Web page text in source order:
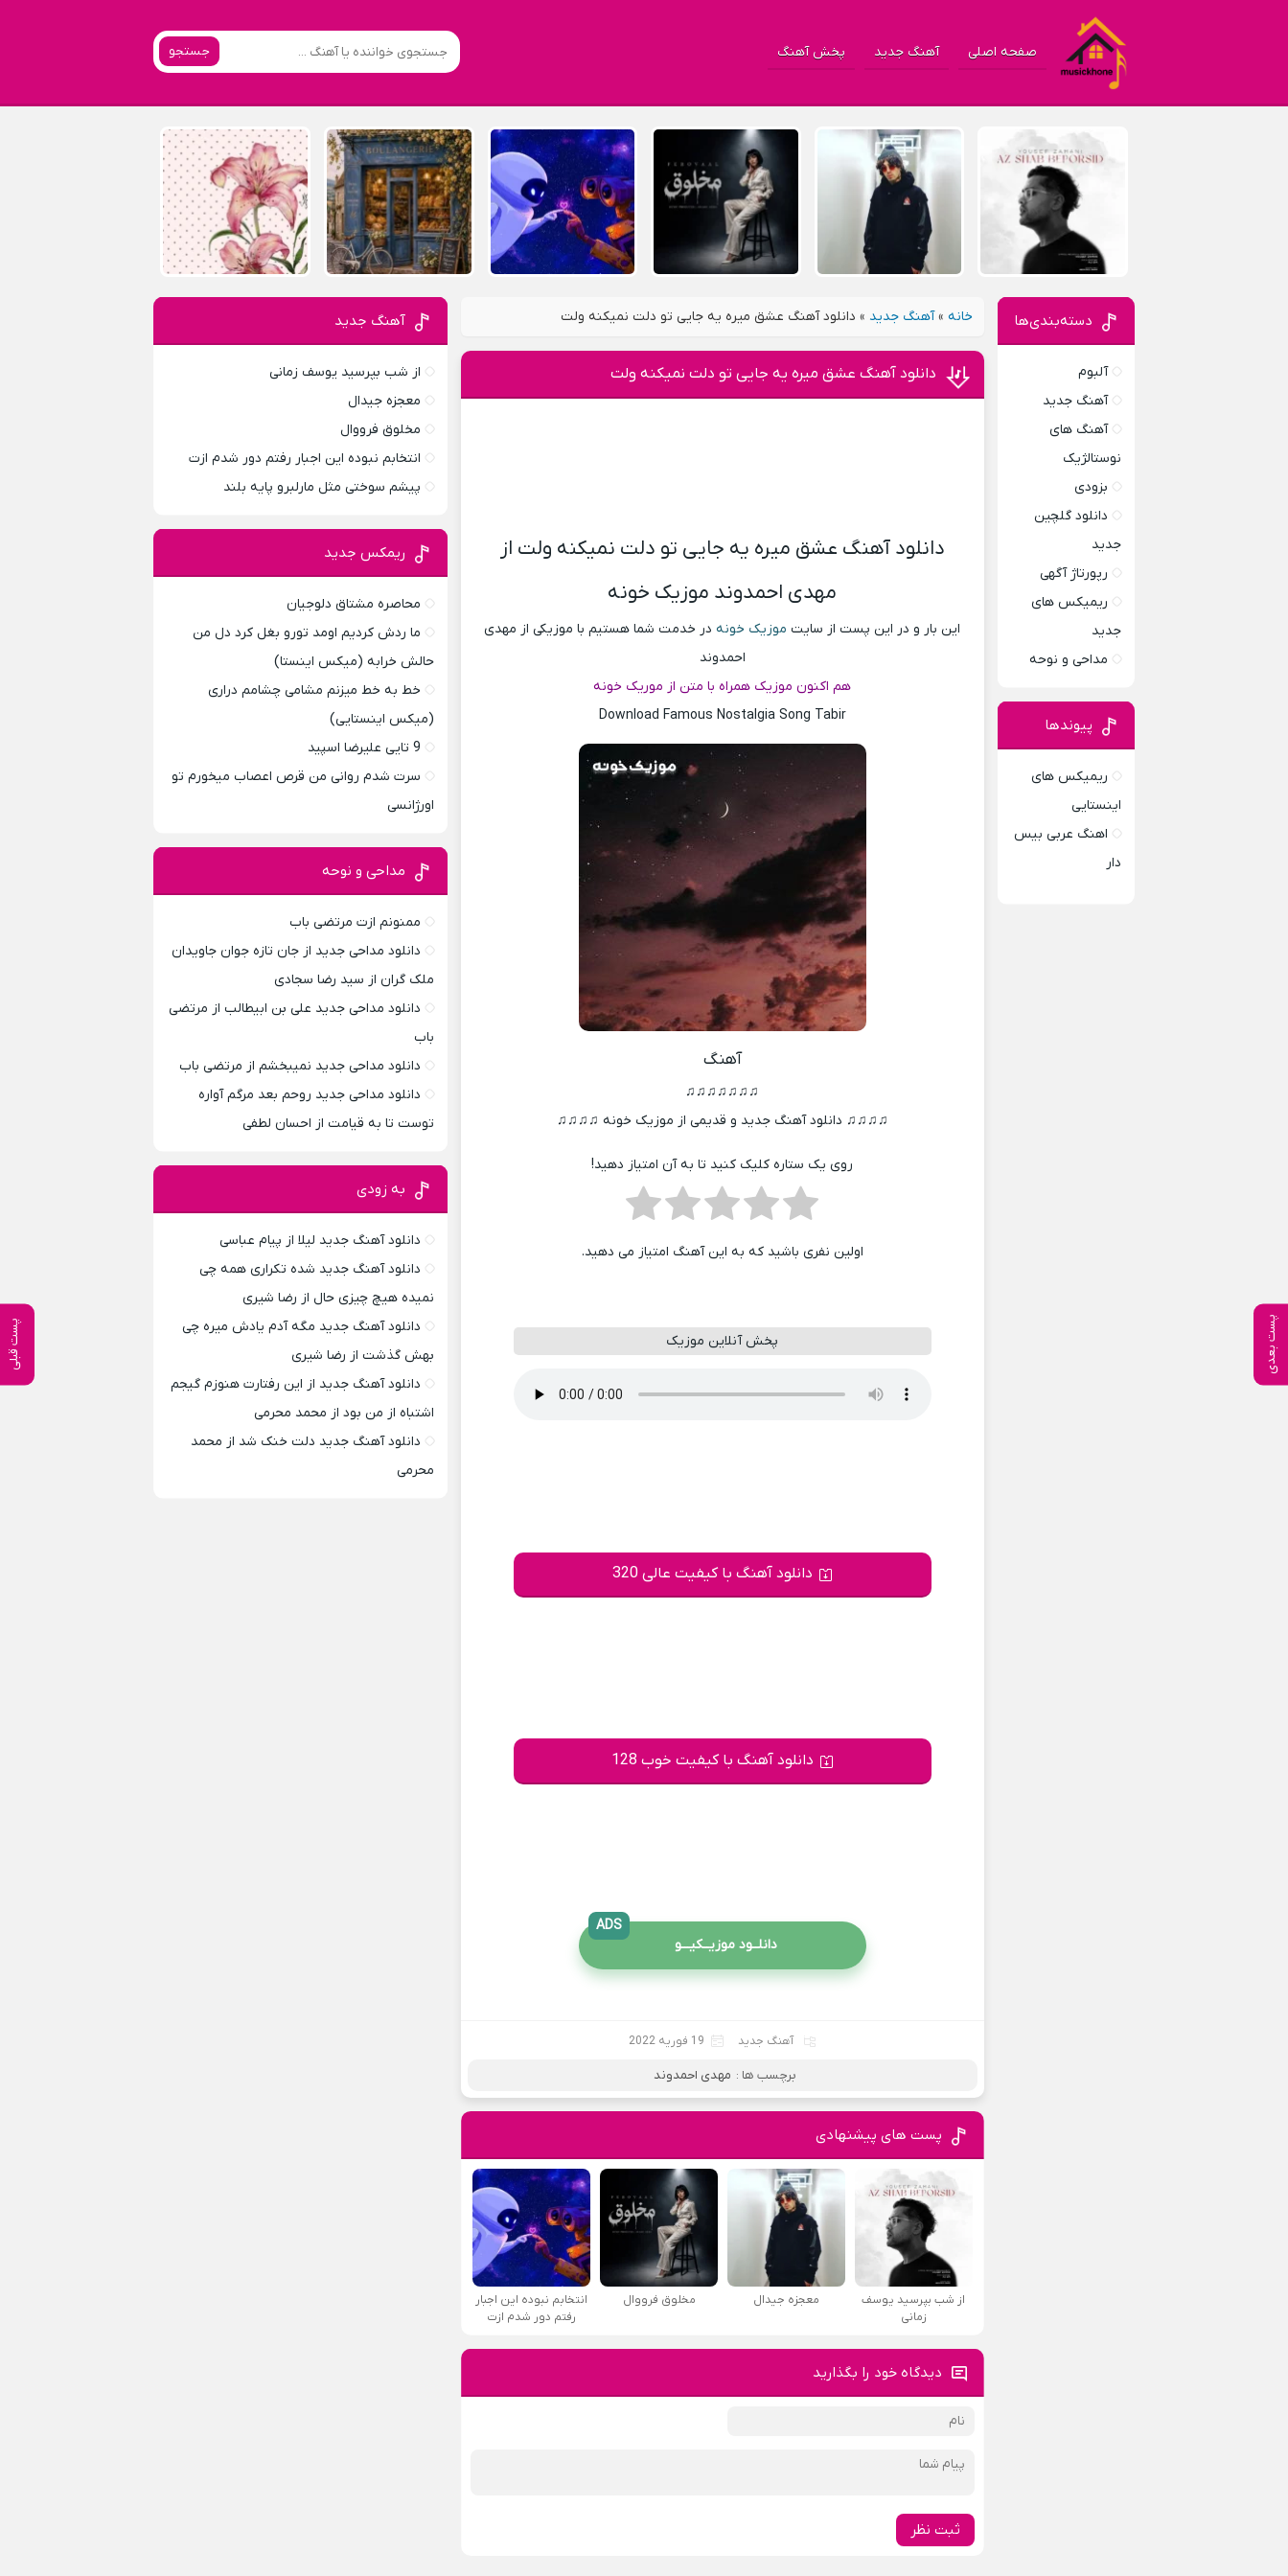
صفحه اصلی آهنگ جدید پخش آهنگ جستجو
خانه »آهنگ جدید » دانلود آهنگ عشق میره یه جایی تو دلت نمیکنه ولت
پست بعدی پست قبلی
دانلود آهنگ عشق میره یه جایی تو دلت نمیکنه ولت
دانلود آهنگ عشق میره یه جایی تو دلت نمیکنه ولت از
مهدی احمدوند موزیک خونه
این بار و در این پست از سایت موزیک خونهدر خدمت شما هستیم با موزیکی از مهدی
احمدوند
هم اکنون موزیک همراه با متن از موریک خونه
Download Famous Nostalgia Song Tabir
آهنگ
♫♫♫♫♫♫♫
♫♫♫♫ دانلود آهنگ جدید و قدیمی از موزیک خونه ♫♫♫♫
روی یک ستاره کلیک کنید تا به آن امتیاز دهید!
اولین نفری باشید که به این آهنگ امتیاز می دهید.
پخش آنلاین موزیک
دانلود آهنگ با کیفیت عالی 320
دانلود آهنگ با کیفیت خوب 128
دانلــود موزیــکیـــو
ADS
آهنگ جدید 19 فوریه 2022
برچسب ها : مهدی احمدوند
پست های پیشنهادی
از شب بپرسید یوسف
زمانی
معجزه جیدال مخلوق فرووال
انتخابم نبوده این اجبار
رفتم دور شدم ازت
دیدگاه خود را بگذارید
ثبت نظر
دسته‌بندی‌ها
آلبوم
آهنگ جدید
آهنگ های
نوستالژیک
بزودی
دانلود گلچین
جدید
رپورتاژ آگهی
ریمیکس های
جدید
مداحی و نوحه
پیوندها
ریمیکس های
اینستایی
اهنگ عربی بیس
دار
آهنگ جدید
از شب بپرسید یوسف زمانی
معجزه جیدال
مخلوق فرووال
انتخابم نبوده این اجبار رفتم دور شدم ازت
پیشم سوختی مثل مارلبرو پایه بلند
ریمکس جدید
محاصره مشتاق دلوجیان
ما ردش کردیم اومد تورو بغل کرد دل من
حالش خرابه (میکس اینستا)
خط به خط میزنم مشامی چشامم دراری
(میکس اینستایی)
9 تایی علیرضا اسپید
سرت شدم روانی من قرص اعصاب میخورم تو
اورژانسی
مداحی و نوحه
ممنونم ازت مرتضی باب
دانلود مداحی جدید از جان تازه جوان جاویدان
ملک گران از سید رضا سجادی
دانلود مداحی جدید علی بن ابیطالب از مرتضی
باب
دانلود مداحی جدید نمیبخشم از مرتضی باب
دانلود مداحی جدید روحم بعد مرگم آواره
توست تا به قیامت از احسان لطفی
به زودی
دانلود آهنگ جدید لیلا از پیام عباسی
دانلود آهنگ جدید شده تکراری همه چی
نمیده هیچ چیزی حال از رضا شیری
دانلود آهنگ جدید مگه آدم یادش میره چی
بهش گذشت از رضا شیری
دانلود آهنگ جدید از این رفتارت هنوزم گیجم
اشتباه از من بود از محمد محرمی
دانلود آهنگ جدید دلت خنک شد از محمد
محرمی